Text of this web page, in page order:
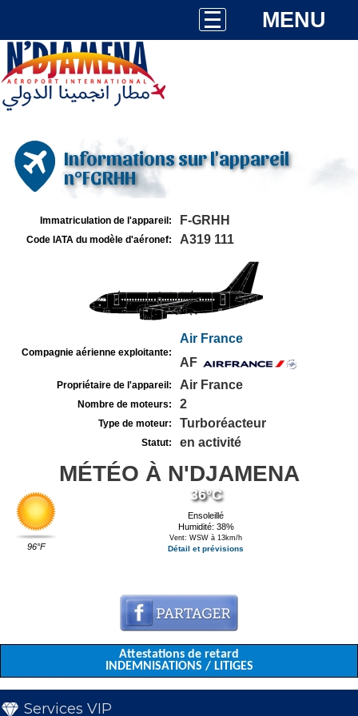
MENU
Informations sur l'appareil
n°FGRHH
Immatriculation de l'appareil: F-GRHH
Code IATA du modèle d'aéronef: A319 111
Compagnie aérienne exploitante:
Air France
AF
Propriétaire de l'appareil: Air France
Nombre de moteurs: 2
Type de moteur: Turboréacteur
Statut: en activité
MÉTÉO À N'DJAMENA
96°F
36°C
Ensoleillé
Humidité: 38%
Vent: WSW à 13km/h
Détail et prévisions
Attestations de retard
INDEMNISATIONS / LITIGES
Services VIP